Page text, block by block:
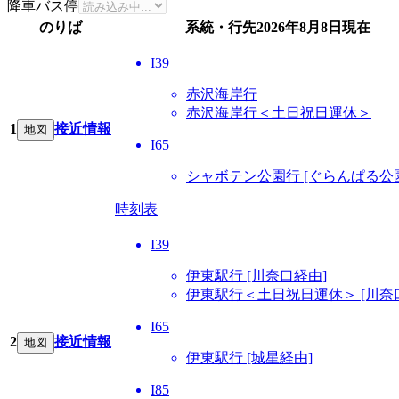
降車バス停
のりば
系統・行先2026年8月8日 現在
1 地図 接近情報
I39
赤沢海岸行
赤沢海岸行＜土日祝日運休＞
I65
シャボテン公園行 [ぐらんぱる公
時刻表
2 地図 接近情報
I39
伊東駅行 [川奈口経由]
伊東駅行＜土日祝日運休＞ [川奈
I65
伊東駅行 [城星経由]
I85